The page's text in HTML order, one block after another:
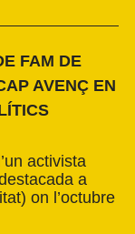
FAM DE
AVENÇ EN
activista
a
on l’octubre